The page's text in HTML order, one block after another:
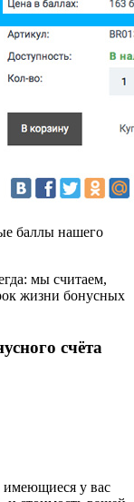
баллы нашего
мы считаем,
жизни бонусных
счёта
имеющиеся у вас